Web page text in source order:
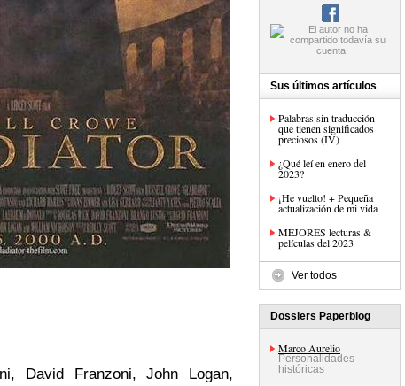
David Franzoni, John Logan,
Sus últimos artículos
Palabras sin traducción
que tienen significados
preciosos (IV)
¿Qué leí en enero del
2023?
¡He vuelto! + Pequeña
actualización de mi vida
MEJORES lecturas &
películas del 2023
Ver todos
Dossiers Paperblog
Marco Aurelio
Personalidades
históricas